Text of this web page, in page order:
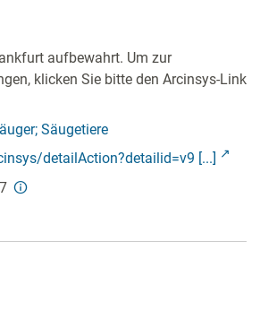
aufbewahrt. Um zur
klicken Sie bitte den Arcinsys-Link
Säugetiere
detailAction?detailid=v9 [...]